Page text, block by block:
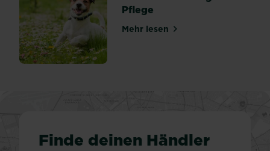
Pflege
Mehr lesenüber Naturrasen: Anlegen
Finde deinen Händler